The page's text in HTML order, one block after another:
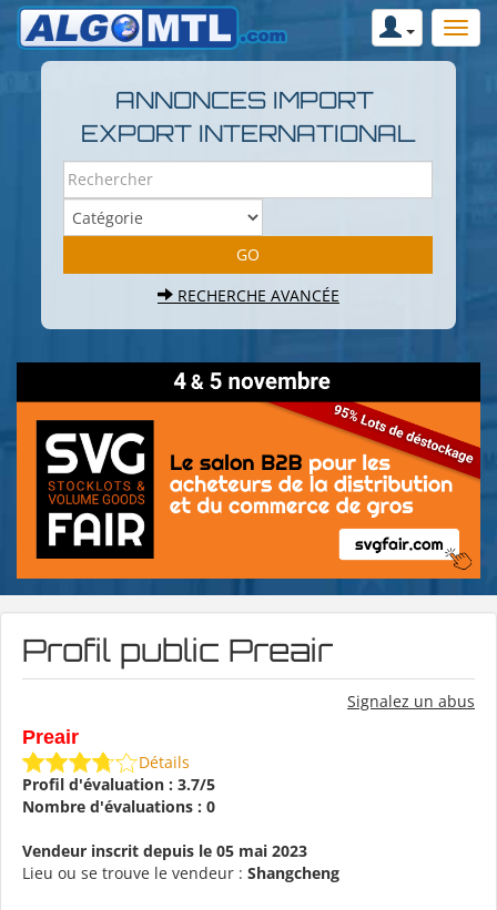
ANNONCES IMPORT
EXPORT INTERNATIONAL
RECHERCHE AVANCÉE
Profil public Preair
Signalez un abus
Preair
Détails
Profil d'évaluation : 3.7/5
Nombre d'évaluations : 0
Vendeur inscrit depuis le 05 mai 2023
Lieu ou se trouve le vendeur : Shangcheng